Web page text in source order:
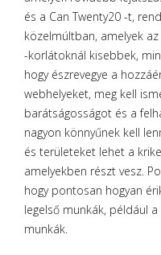
és a Can Twenty20 -t,
közelmúltban, amelyek
-korlátoknál kisebbek,
hogy észrevegye a
webhelyeket, meg kell
barátságosságot és a
nagyon könnyűnek kell
és területeket lehet a
amelyekben részt vesz.
hogy pontosan hogyan
legelső munkák, például
munkák.